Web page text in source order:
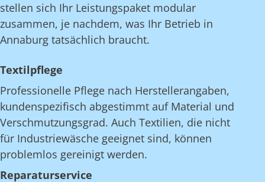
stellen sich Ihr Leistungspaket modular
zusammen, je nachdem, was Ihr Betrieb in
Annaburg tatsächlich braucht.
Textilpflege
Professionelle Pflege nach Herstellerangaben,
kundenspezifisch abgestimmt auf Material und
Verschmutzungsgrad. Auch Textilien, die nicht
für Industriewäsche geeignet sind, können
problemlos gereinigt werden.
Reparaturservice